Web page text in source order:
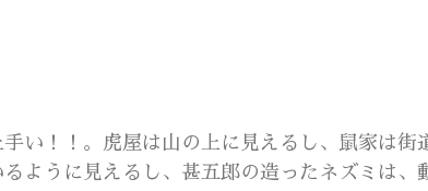
い！！。虎屋は山の上に見えるし、鼠家は街
ように見えるし、甚五郎の造ったネズミは、